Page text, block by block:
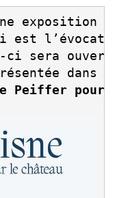
exposition
est
sera
dans
Peiffer